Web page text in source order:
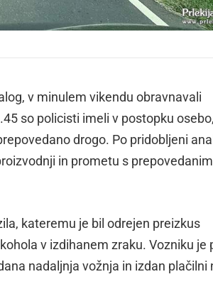
v minulem vikendu obravnavali
so policisti imeli v postopku
drogo. Po pridobljeni
in prometu s
kateremu je bil odrejen preizkus
v izdihanem zraku. Vozniku je
nadaljnja vožnja in izdan plačilni